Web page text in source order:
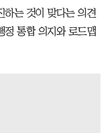
하는 것이 맞다는 의견
정 통합 의지와 로드맵